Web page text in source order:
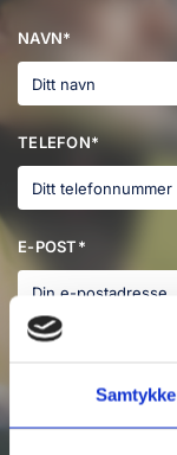
Samtykke
NAVN*
TELEFON*
E-POST*